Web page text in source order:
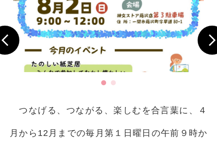
つなげる、つながる、楽しむを合言葉に、４
月から12月までの毎月第１日曜日の午前９時か